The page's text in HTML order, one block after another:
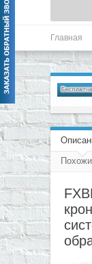
Главная
Ключи и
пластина
осмоса